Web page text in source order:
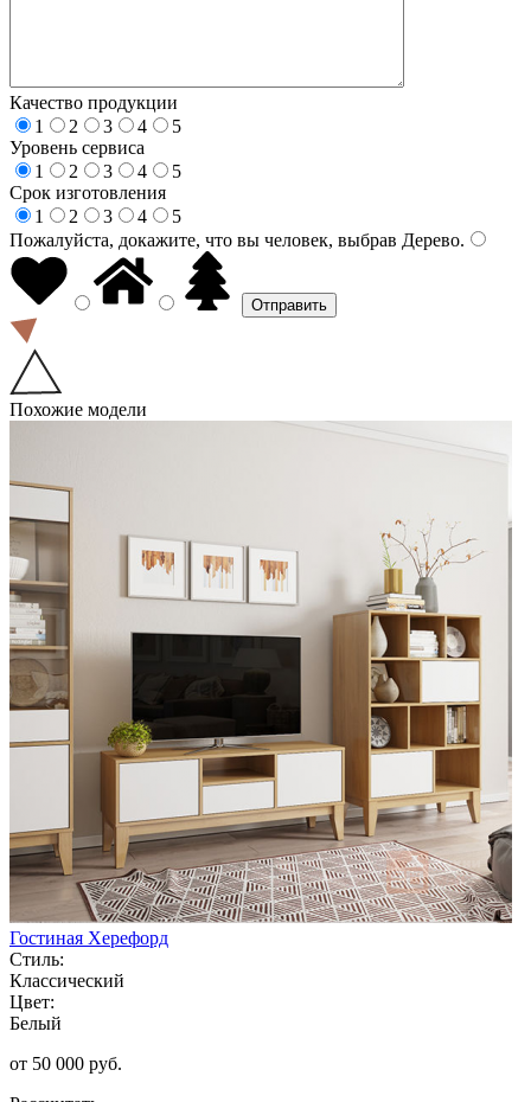
Качество продукции
1
2 3 4
5
Уровень сервиса
1
2 3 4
5
Срок изготовления
1
2 3 4
5
Пожалуйста, докажите, что вы человек, выбрав Дерево.
Похожие модели
Гостиная Херефорд
Стиль:
Классический
Цвет:
Белый
от 50 000 руб.